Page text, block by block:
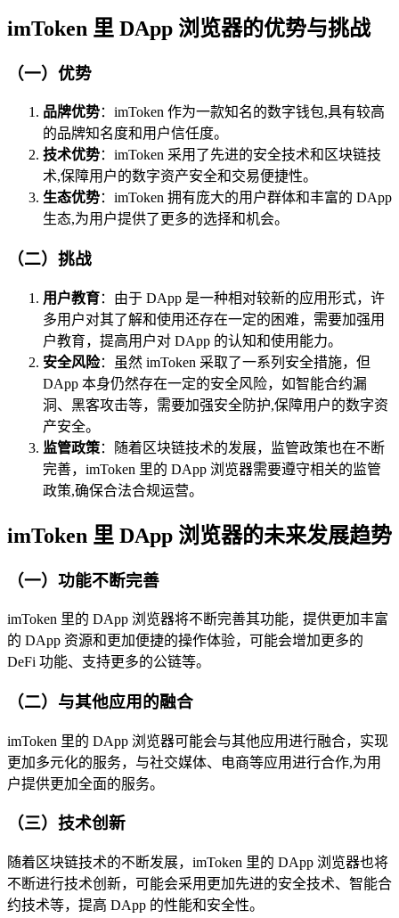
imToken 里 DApp 浏览器的优势与挑战
（一）优势
品牌优势：imToken 作为一款知名的数字钱包,具有较高
的品牌知名度和用户信任度。
技术优势：imToken 采用了先进的安全技术和区块链技
术,保障用户的数字资产安全和交易便捷性。
生态优势：imToken 拥有庞大的用户群体和丰富的 DApp
生态,为用户提供了更多的选择和机会。
（二）挑战
用户教育：由于 DApp 是一种相对较新的应用形式，许
多用户对其了解和使用还存在一定的困难，需要加强用
户教育，提高用户对 DApp 的认知和使用能力。
安全风险：虽然 imToken 采取了一系列安全措施，但
DApp 本身仍然存在一定的安全风险，如智能合约漏
洞、黑客攻击等，需要加强安全防护,保障用户的数字资
产安全。
监管政策：随着区块链技术的发展，监管政策也在不断
完善，imToken 里的 DApp 浏览器需要遵守相关的监管
政策,确保合法合规运营。
imToken 里 DApp 浏览器的未来发展趋势
（一）功能不断完善
imToken 里的 DApp 浏览器将不断完善其功能，提供更加丰富
的 DApp 资源和更加便捷的操作体验，可能会增加更多的
DeFi 功能、支持更多的公链等。
（二）与其他应用的融合
imToken 里的 DApp 浏览器可能会与其他应用进行融合，实现
更加多元化的服务，与社交媒体、电商等应用进行合作,为用
户提供更加全面的服务。
（三）技术创新
随着区块链技术的不断发展，imToken 里的 DApp 浏览器也将
不断进行技术创新，可能会采用更加先进的安全技术、智能合
约技术等，提高 DApp 的性能和安全性。